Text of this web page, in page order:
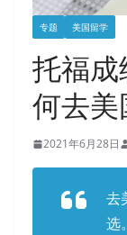
专题 美国留学
托福
何去美
2021年6月28日
去
选